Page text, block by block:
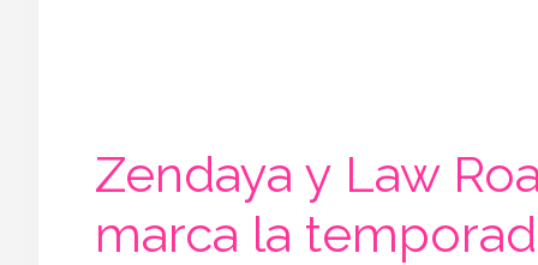
Zendaya y Law
marca la